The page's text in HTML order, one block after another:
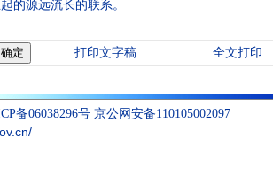
的源远流长的联系。
打印文字稿 全文打印
备06038296号 京公网安备110105002097